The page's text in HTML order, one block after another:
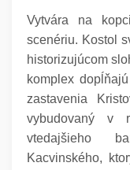
Vytvára na
scenériu. Kostol
historizujúcom
komplex
zastavenia
vybudovaný v
vtedajšieho
Kacvinského,